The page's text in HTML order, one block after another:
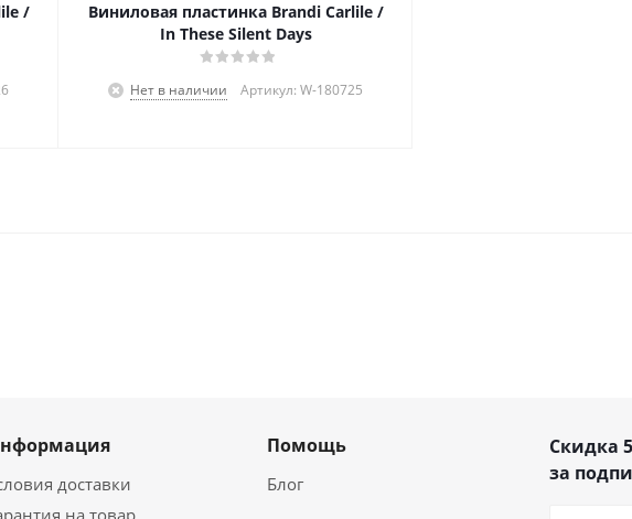
/
Виниловая пластинка Brandi Carlile /
In These Silent Days
Нет в наличии Артикул: W-180725
доставки
Помощь
Блог
Скидка
за